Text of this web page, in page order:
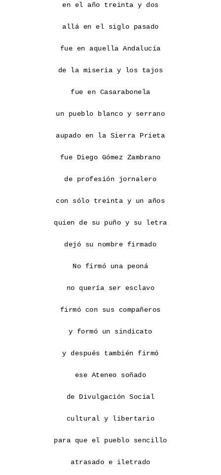
en el año treinta y dos
allá en el siglo pasado
fue en aquella Andalucía
de la miseria y los tajos
fue en Casarabonela
un pueblo blanco y serrano
aupado en la Sierra Prieta
fue Diego Gómez Zambrano
de profesión jornalero
con sólo treinta y un años
quien de su puño y su letra
dejó su nombre firmado
No firmó una peoná
no quería ser esclavo
firmó con sus compañeros
y formó un sindicato
y después también firmó
ese Ateneo soñado
de Divulgación Social
cultural y libertario
para que el pueblo sencillo
atrasado e iletrado